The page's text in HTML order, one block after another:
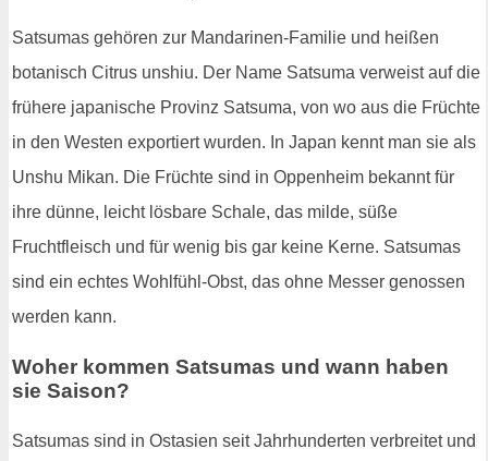
Satsumas gehören zur Mandarinen-Familie und heißen
botanisch Citrus unshiu. Der Name Satsuma verweist auf die
frühere japanische Provinz Satsuma, von wo aus die Früchte
in den Westen exportiert wurden. In Japan kennt man sie als
Unshu Mikan. Die Früchte sind in Oppenheim bekannt für
ihre dünne, leicht lösbare Schale, das milde, süße
Fruchtfleisch und für wenig bis gar keine Kerne. Satsumas
sind ein echtes Wohlfühl-Obst, das ohne Messer genossen
werden kann.
Woher kommen Satsumas und wann haben
sie Saison?
Satsumas sind in Ostasien seit Jahrhunderten verbreitet und